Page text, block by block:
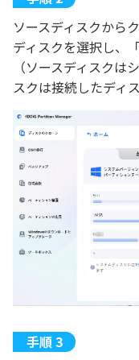
ソースディスクから
ディスクを選択し、
（ソースディスクは
スクは接続したディ